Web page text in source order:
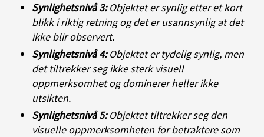
Synlighetsnivå 3:Objektet er synlig etter et kort
blikk i riktig retning og det er usannsynlig at det
ikke blir observert.
Synlighetsnivå 4:Objektet er tydelig synlig, men
det tiltrekker seg ikke sterk visuell
oppmerksomhet og dominerer heller ikke
utsikten.
Synlighetsnivå 5:Objektet tiltrekker seg den
visuelle oppmerksomheten for betraktere som